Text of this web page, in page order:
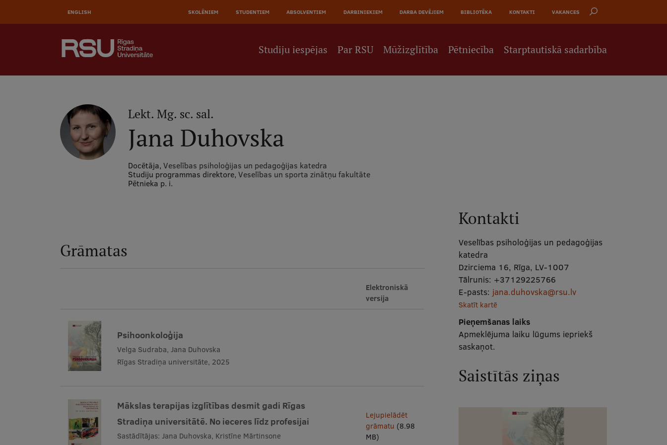
ENGLISH AUGŠĒJĀ
IZVĒLNE
SKOLĒNIEM STUDENTIEM ABSOLVENTIEM DARBINIEKIEM DARBA DEVĒJIEM BIBLIOTĒKA KONTAKTI VAKANCES
Studiju iespējas Par RSU Mūžizglītība Pētniecība Starptautiskā sadarbība
Lekt. Mg. sc. sal.
Jana Duhovska
Docētāja, Veselības psiholoģijas un pedagoģijas katedra
Studiju programmas direktore, Veselības un sporta zinātņu fakultāte
Pētnieka p. i.
Grāmatas
Elektroniskā
versija
Psihoonkoloģija
Velga Sudraba, Jana Duhovska
Rīgas Stradiņa universitāte, 2025
Mākslas terapijas izglītības desmit gadi Rīgas
Stradiņa universitātē. No ieceres līdz profesijai
Sastādītājas: Jana Duhovska, Kristīne Mārtinsone
Lejupielādēt
grāmatu (8.98
MB)
Kontakti
Veselības psiholoģijas un pedagoģijas
katedra
Dzirciema 16, Rīga, LV-1007
Tālrunis: +37129225766
E-pasts: jana.duhovska@rsu.lv
Skatīt kartē
Pieņemšanas laiks
Apmeklējuma laiku lūgums iepriekš
saskaņot.
Saistītās ziņas